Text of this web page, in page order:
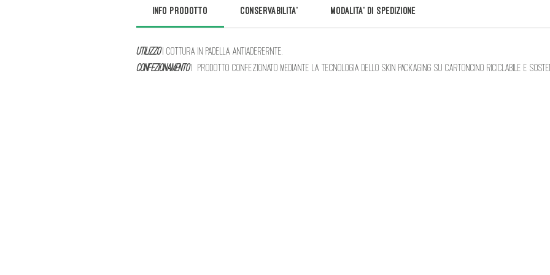
INFO PRODOTTO CONSERVABILITA' MODALITA' di SPEDIZIONE
UTILIZZO| Cottura in padella antiaderernte.
CONFEZIONAMENTO| Prodotto confezionato mediante la tecnologia dello Skin packaging su cartoncino riciclabile e